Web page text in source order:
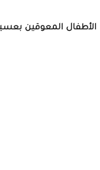
الأطفال المعوقين